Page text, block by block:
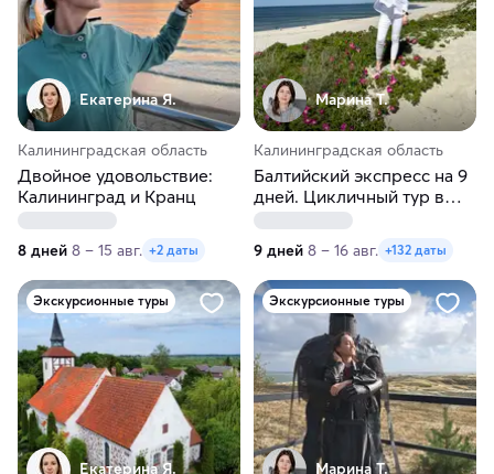
Екатерина Я.
Калининградская область
Двойное удовольствие:
Калининград и Кранц
8 дней 8 – 15 авг. +2 даты
Марина Т.
Калининградская область
Балтийский экспресс на 9
дней. Цикличный тур в
Калининград
9 дней 8 – 16 авг. +132 даты
Экскурсионные туры
Екатерина Я.
Экскурсионные туры
Марина Т.